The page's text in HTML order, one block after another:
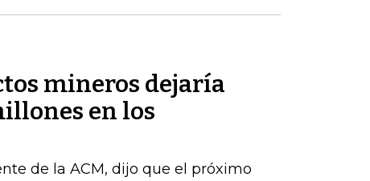
mineros dejaría
en los
de la ACM, dijo que el próximo